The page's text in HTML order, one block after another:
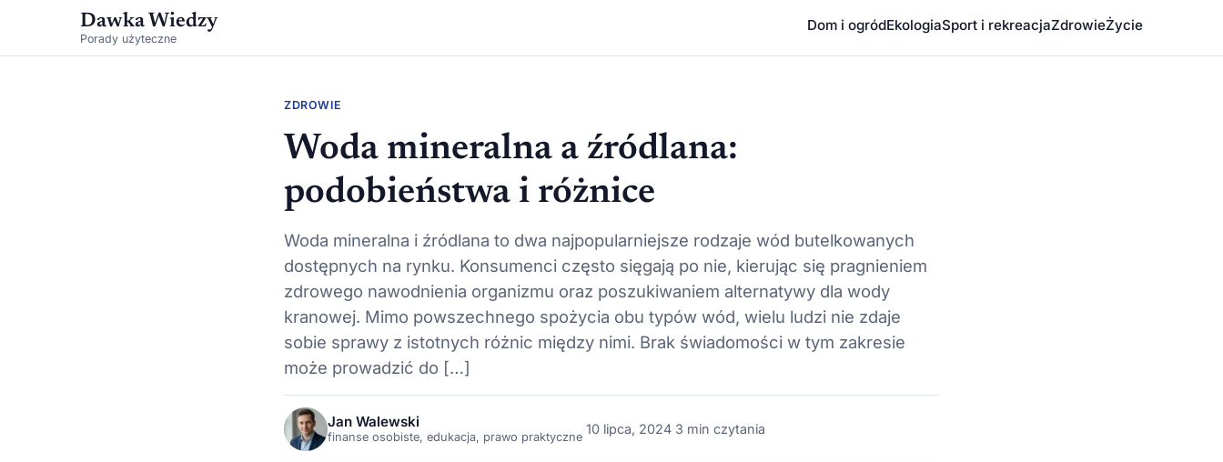
Dawka Wiedzy
Porady użyteczne
Dom i ogródEkologiaSport i rekreacjaZdrowieŻycie
ZDROWIE
Woda mineralna a źródlana:
podobieństwa i różnice
Woda mineralna i źródlana to dwa najpopularniejsze rodzaje wód butelkowanych
dostępnych na rynku. Konsumenci często sięgają po nie, kierując się pragnieniem
zdrowego nawodnienia organizmu oraz poszukiwaniem alternatywy dla wody
kranowej. Mimo powszechnego spożycia obu typów wód, wielu ludzi nie zdaje
sobie sprawy z istotnych różnic między nimi. Brak świadomości w tym zakresie
może prowadzić do […]
Jan Walewski
finanse osobiste, edukacja, prawo praktyczne
·10 lipca, 2024·3 min czytania